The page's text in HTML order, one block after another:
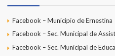
Facebook – Município de Ernestina
Facebook – Sec. Municipal de
Facebook – Sec. Municipal de